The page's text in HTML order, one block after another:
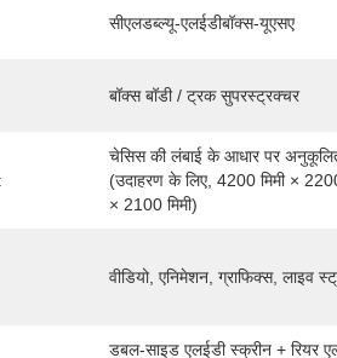
सीएलडब्ल्यू-एलईडीबॉक्स-यूएसए
बॉक्स बॉडी / ट्रक सुपरस्ट्रक्चर
चेसिस की लंबाई के आधार पर
(उदाहरण के लिए, 4200 मिमी ×
× 2100 मिमी)
वीडियो, एनिमेशन, ग्राफिक्स, लाइव
डबल-साइड एलईडी स्क्रीन + रियर